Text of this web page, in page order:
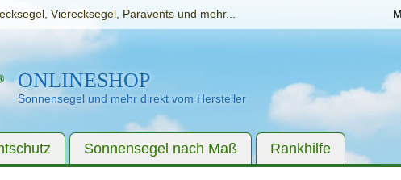
Vierecksegel, Paravents und mehr...
ONLINESHOP
Sonnensegel und mehr direkt vom Hersteller
Sonnensegel nach Maß Rankhilfe